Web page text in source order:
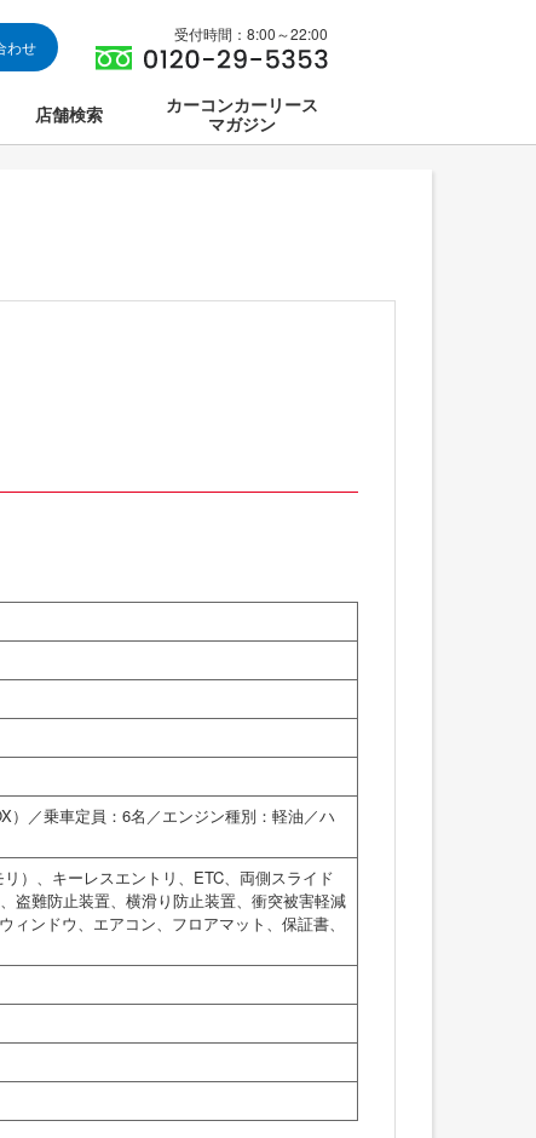
わせ
受付時間：8:00～22:00
店舗検索
カーコンカーリース
マガジン
）／乗車定員：6名／エンジン種別：軽油／ハ
）、キーレスエントリ、ETC、両側スライド
盗難防止装置、横滑り防止装置、衝突被害軽減
ンドウ、エアコン、フロアマット、保証書、